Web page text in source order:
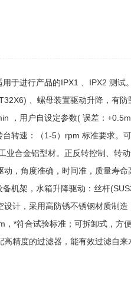
用于进行产品的IPX1 、IPX2 测试
、螺母装置驱动升降，有
，用户自设定参数( 误差：
转速：（1-5）rpm 标准要求。
业合金铝型材。正反转控制、转
动，角度准确，时间准，质量寿命
机架，水箱升降驱动：丝杆
设计，采用高防锈不锈钢材质制
，*符合试验标准；可拆卸式，方
高精度的过滤器，能有效过滤自